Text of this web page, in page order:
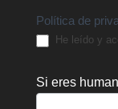
Política de
He leído y
Si eres